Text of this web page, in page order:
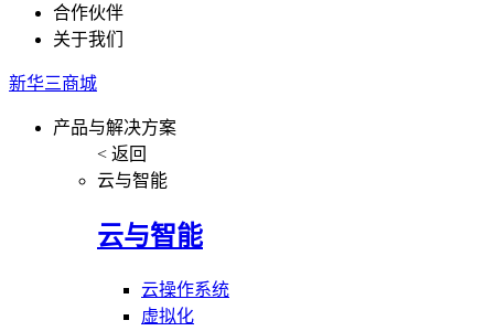
合作伙伴
关于我们
新华三商城
产品与解决方案
< 返回
云与智能
云与智能
云操作系统
虚拟化